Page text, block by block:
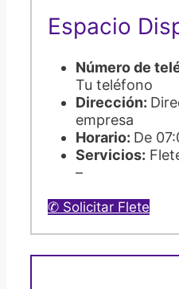
Espacio
Número de
Tu teléfono
Dirección:
empresa
Horario: De
Servicios:
–
✆ Solicitar Flete